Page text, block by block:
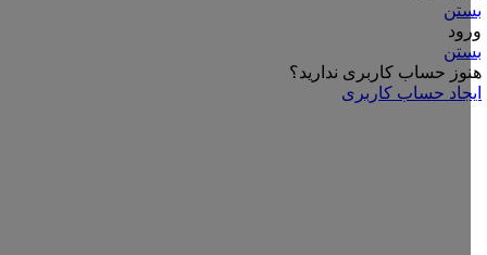
بستن
ورود
بستن
هنوز حساب کاربری ندارید؟
ایجاد حساب کاربری